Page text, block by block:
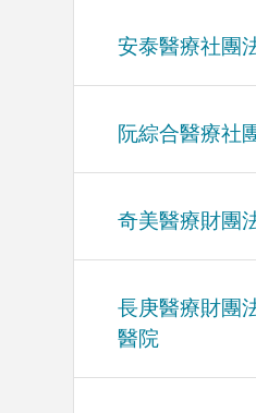
安泰醫療社團
阮綜合醫療社
奇美醫療財團
長庚醫療財團
醫院